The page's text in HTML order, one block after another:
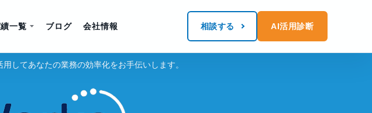
一覧 ブログ 会社情報 相談する AI活用診断
してあなたの業務の効率化をお手伝いします。